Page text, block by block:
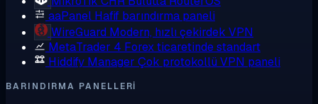
aaPanel Hafif barındırma paneli
WireGuard Modern, hızlı çekirdek VPN
MetaTrader 4 Forex ticaretinde standart
Hiddify Manager Çok protokollü VPN paneli
BARINDIRMA PANELLERI